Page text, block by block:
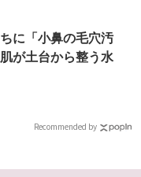
に「小鼻の毛穴汚
が土台から整う水
Recommended by